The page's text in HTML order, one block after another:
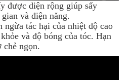
được diện rộng giúp sấy
và điện năng.
ngừa tác hại của nhiệt độ cao
và độ bóng của tóc. Hạn
chẻ ngọn.